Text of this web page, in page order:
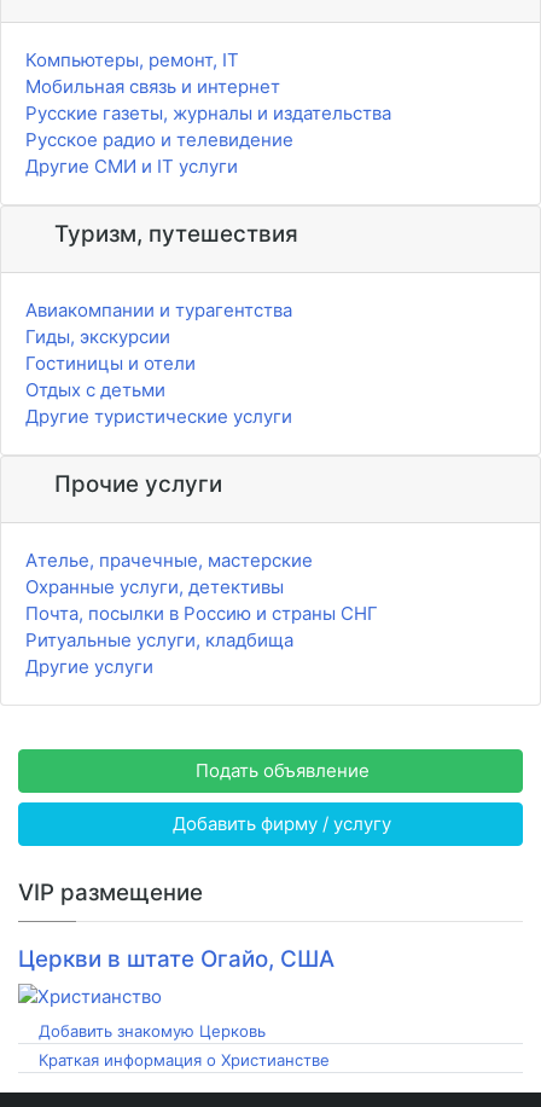
Компьютеры, ремонт, IT
Мобильная связь и интернет
Русские газеты, журналы и издательства
Русское радио и телевидение
Другие СМИ и IT услуги
Туризм, путешествия
Авиакомпании и турагентства
Гиды, экскурсии
Гостиницы и отели
Отдых с детьми
Другие туристические услуги
Прочие услуги
Ателье, прачечные, мастерские
Охранные услуги, детективы
Почта, посылки в Россию и страны СНГ
Ритуальные услуги, кладбища
Другие услуги
Подать объявление
Добавить фирму / услугу
VIP размещение
Церкви в штате Огайо, США
Добавить знакомую Церковь
Краткая информация о Христианстве